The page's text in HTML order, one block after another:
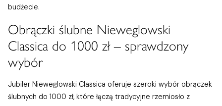
budżecie.
Obrączki ślubne Nieweglowski
Classica do 1000 zł – sprawdzony
wybór
Jubiler Nieweglowski Classica oferuje szeroki wybór obrączek
ślubnych do 1000 zł, które łączą tradycyjne rzemiosło z